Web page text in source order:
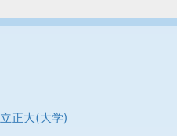
立正大(大学)